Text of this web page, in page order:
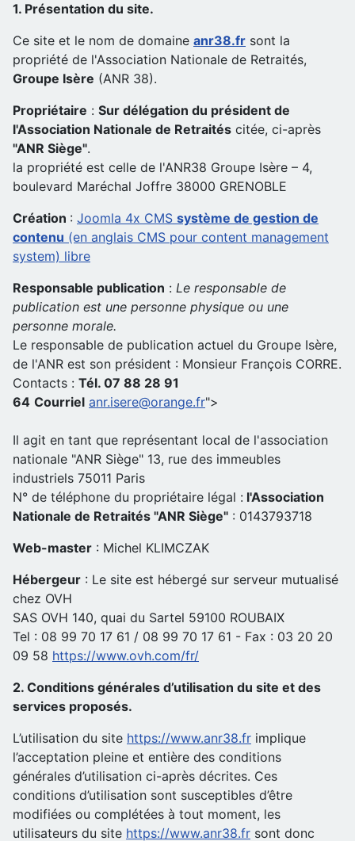
1. Présentation du site.
Ce site et le nom de domaine anr38.fr sont la
propriété de l'Association Nationale de Retraités,
Groupe Isère (ANR 38).
Propriétaire : Sur délégation du président de
l'Association Nationale de Retraités citée, ci-après
"ANR Siège".
la propriété est celle de l'ANR38 Groupe Isère – 4,
boulevard Maréchal Joffre 38000 GRENOBLE
Création : Joomla 4x CMS système de gestion de
contenu (en anglais CMS pour content management
system) libre
Responsable publication : Le responsable de
publication est une personne physique ou une
personne morale.
Le responsable de publication actuel du Groupe Isère,
de l'ANR est son président : Monsieur François CORRE.
Contacts : Tél. 07 88 28 91
64 Courriel anr.isere@orange.fr">
Il agit en tant que représentant local de l'association
nationale "ANR Siège" 13, rue des immeubles
industriels 75011 Paris
N° de téléphone du propriétaire légal : l'Association
Nationale de Retraités "ANR Siège" : 0143793718
Web-master : Michel KLIMCZAK
Hébergeur : Le site est hébergé sur serveur mutualisé
chez OVH
SAS OVH 140, quai du Sartel 59100 ROUBAIX
Tel : 08 99 70 17 61 / 08 99 70 17 61 - Fax : 03 20 20
09 58 https://www.ovh.com/fr/
2. Conditions générales d’utilisation du site et des
services proposés.
L’utilisation du site https://www.anr38.fr implique
l’acceptation pleine et entière des conditions
générales d’utilisation ci-après décrites. Ces
conditions d’utilisation sont susceptibles d’être
modifiées ou complétées à tout moment, les
utilisateurs du site https://www.anr38.fr sont donc